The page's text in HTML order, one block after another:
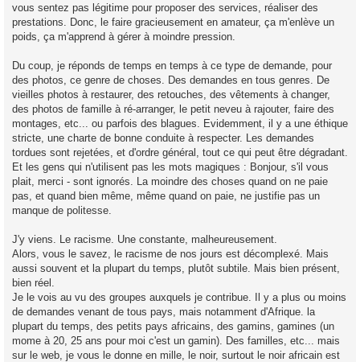
vous sentez pas légitime pour proposer des services, réaliser des
prestations. Donc, le faire gracieusement en amateur, ça m'enlève un
poids, ça m'apprend à gérer à moindre pression.
Du coup, je réponds de temps en temps à ce type de demande, pour
des photos, ce genre de choses. Des demandes en tous genres. De
vieilles photos à restaurer, des retouches, des vêtements à changer,
des photos de famille à ré-arranger, le petit neveu à rajouter, faire des
montages, etc... ou parfois des blagues. Evidemment, il y a une éthique
stricte, une charte de bonne conduite à respecter. Les demandes
tordues sont rejetées, et d'ordre général, tout ce qui peut être dégradant.
Et les gens qui n'utilisent pas les mots magiques : Bonjour, s'il vous
plait, merci - sont ignorés. La moindre des choses quand on ne paie
pas, et quand bien même, même quand on paie, ne justifie pas un
manque de politesse.
J'y viens. Le racisme. Une constante, malheureusement.
Alors, vous le savez, le racisme de nos jours est décomplexé. Mais
aussi souvent et la plupart du temps, plutôt subtile. Mais bien présent,
bien réel.
Je le vois au vu des groupes auxquels je contribue. Il y a plus ou moins
de demandes venant de tous pays, mais notamment d'Afrique. la
plupart du temps, des petits pays africains, des gamins, gamines (un
mome à 20, 25 ans pour moi c'est un gamin). Des familles, etc... mais
sur le web, je vous le donne en mille, le noir, surtout le noir africain est